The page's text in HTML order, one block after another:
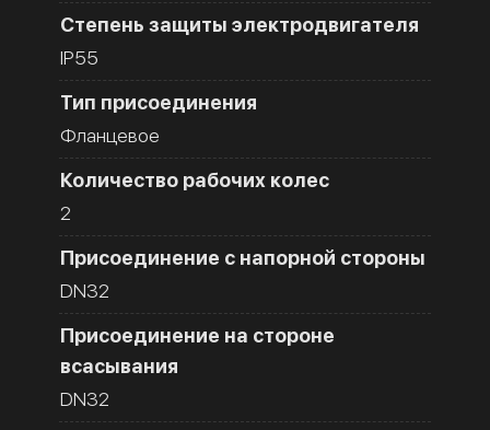
Степень защиты электродвигателя
IP55
Тип присоединения
Фланцевое
Количество рабочих колес
2
Присоединение с напорной стороны
DN32
Присоединение на стороне
всасывания
DN32